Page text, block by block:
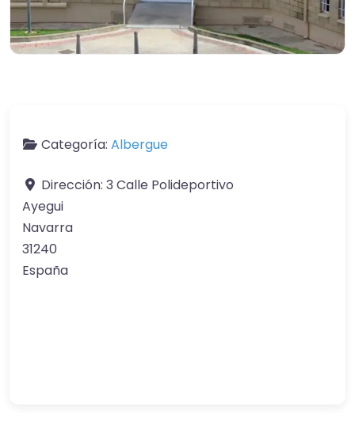
Categoría: Albergue
Dirección: 3 Calle Polideportivo
Ayegui
Navarra
31240
España